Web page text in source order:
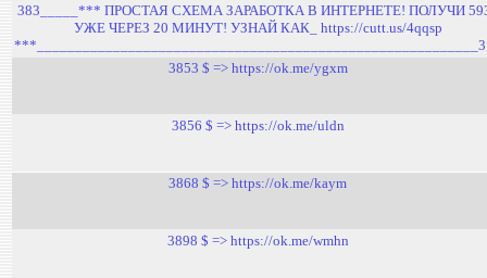
383_____*** ПРОСТАЯ СХЕМА ЗАРАБОТКА В ИНТЕРНЕТЕ! ПОЛУЧИ
УЖЕ ЧЕРЕЗ 20 МИНУТ! УЗНАЙ КАК_ https://cutt.us/4qqsp
3853 $ => https://ok.me/ygxm
3856 $ => https://ok.me/uldn
3868 $ => https://ok.me/kaym
3898 $ => https://ok.me/wmhn